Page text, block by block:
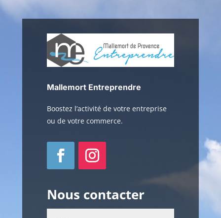
Mallemort Entreprendre
Boostez l’activité de votre entreprise
ou de votre commerce.
Nous contacter